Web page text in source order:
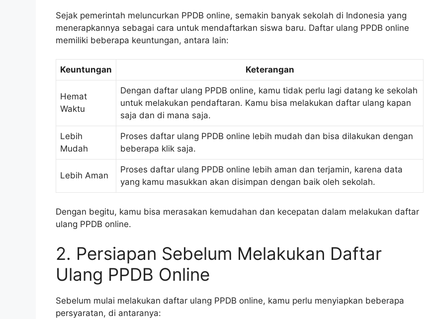
Sejak pemerintah meluncurkan PPDB online, semakin banyak sekolah di Indonesia yang
menerapkannya sebagai cara untuk mendaftarkan siswa baru. Daftar ulang PPDB online
memiliki beberapa keuntungan, antara lain:
Keuntungan Keterangan
Hemat
Waktu
Dengan daftar ulang PPDB online, kamu tidak perlu lagi datang ke sekolah
untuk melakukan pendaftaran. Kamu bisa melakukan daftar ulang kapan
saja dan di mana saja.
Lebih
Mudah
Proses daftar ulang PPDB online lebih mudah dan bisa dilakukan dengan
beberapa klik saja.
Lebih Aman
Proses daftar ulang PPDB online lebih aman dan terjamin, karena data
yang kamu masukkan akan disimpan dengan baik oleh sekolah.
Dengan begitu, kamu bisa merasakan kemudahan dan kecepatan dalam melakukan daftar
ulang PPDB online.
2. Persiapan Sebelum Melakukan Daftar
Ulang PPDB Online
Sebelum mulai melakukan daftar ulang PPDB online, kamu perlu menyiapkan beberapa
persyaratan, di antaranya: